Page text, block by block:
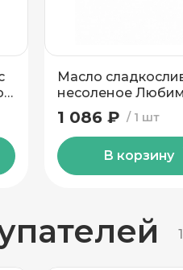
Масло
несоленое
84 % Лунинецкий
1 шт
1 086 ₽
В корзину